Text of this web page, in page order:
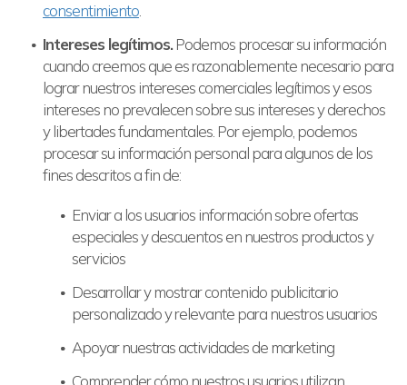
consentimiento.
Intereses legítimos.Podemos procesar su información
cuando creemos que es razonablemente necesario para
lograr nuestros intereses comerciales legítimos y esos
intereses no prevalecen sobre sus intereses y derechos
y libertades fundamentales. Por ejemplo, podemos
procesar su información personal para algunos de los
fines descritos a fin de:
Enviar a los usuarios información sobre ofertas
especiales y descuentos en nuestros productos y
servicios
Desarrollar y mostrar contenido publicitario
personalizado y relevante para nuestros usuarios
Apoyar nuestras actividades de marketing